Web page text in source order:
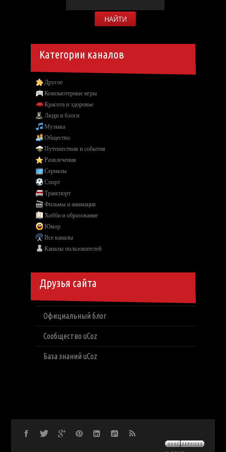
Категории каналов
Другое
Компьютерные игры
Красота и здоровье
Люди и блоги
Музыка
Общество
Путешествия и события
Развлечения
Сериалы
Спорт
Транспорт
Фильмы и анимация
Хобби и образование
Юмор
Все каналы
Каналы пользователей
Друзья сайта
Официальный блог
Сообщество uCoz
База знаний uCoz